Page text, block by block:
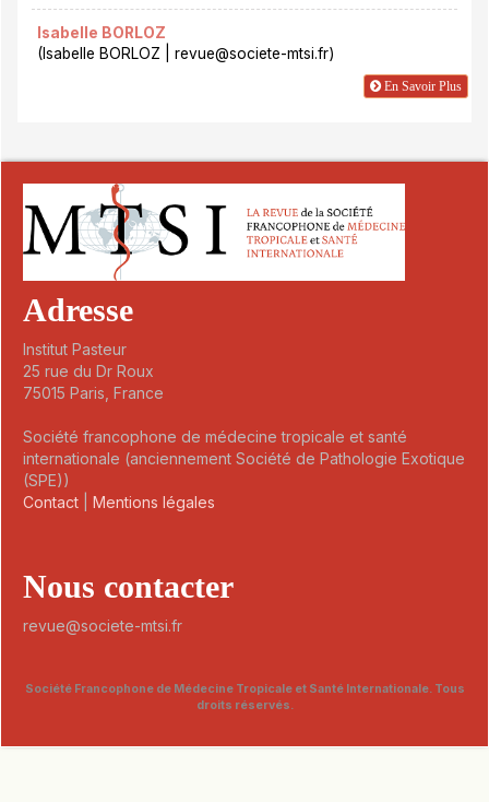
Isabelle BORLOZ
(Isabelle BORLOZ | revue@societe-mtsi.fr)
En Savoir Plus
Adresse
Institut Pasteur
25 rue du Dr Roux
75015 Paris, France
Société francophone de médecine tropicale et santé
internationale (anciennement Société de Pathologie Exotique
(SPE))
Contact
Mentions légales
Nous contacter
revue@societe-mtsi.fr
Société Francophone de Médecine Tropicale et Santé Internationale. Tous
droits réservés.